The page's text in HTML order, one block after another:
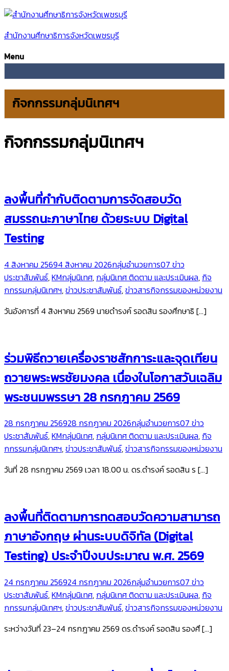
สำนักงานศึกษาธิการจังหวัดเพชรบุรี
Menu
กิจกกรรมกลุ่มนิเทศฯ
กิจกกรรมกลุ่มนิเทศฯ
ลงพื้นที่กำกับติดตามการจัดสอบวัด
สมรรถนะภาษาไทย ด้วยระบบ Digital
Testing
4 สิงหาคม 25694 สิงหาคม 2026กลุ่มอำนวยการ07 ข่าว
ประชาสัมพันธ์,KMกลุ่มนิเทศ, กลุ่มนิเทศ ติดตาม และประเมินผล, กิจ
กกรรมกลุ่มนิเทศฯ,ข่าวประชาสัมพันธ์,ข่าวสารกิจกรรมของหน่วยงาน
วันอังคารที่ 4 สิงหาคม 2569 นายดำรงค์ รอดสิน รองศึกษาธิ […]
ร่วมพิธีถวายเครื่องราชสักการะและจุดเทียน
ถวายพระพรชัยมงคล เนื่องในโอกาสวันเฉลิม
พระชนมพรรษา 28 กรกฎาคม 2569
28 กรกฎาคม 256928 กรกฎาคม 2026กลุ่มอำนวยการ07 ข่าว
ประชาสัมพันธ์,KMกลุ่มนิเทศ, กลุ่มนิเทศ ติดตาม และประเมินผล, กิจ
กกรรมกลุ่มนิเทศฯ,ข่าวประชาสัมพันธ์,ข่าวสารกิจกรรมของหน่วยงาน
วันที่ 28 กรกฎาคม 2569 เวลา 18.00 น. ดร.ดำรงค์ รอดสิน ร […]
ลงพื้นที่ติดตามการทดสอบวัดความสามารถ
ภาษาอังกฤษ ผ่านระบบดิจิทัล (Digital
Testing) ประจำปีงบประมาณ พ.ศ. 2569
24 กรกฎาคม 256924 กรกฎาคม 2026กลุ่มอำนวยการ07 ข่าว
ประชาสัมพันธ์,KMกลุ่มนิเทศ, กลุ่มนิเทศ ติดตาม และประเมินผล, กิจ
กกรรมกลุ่มนิเทศฯ,ข่าวประชาสัมพันธ์,ข่าวสารกิจกรรมของหน่วยงาน
ระหว่างวันที่ 23–24 กรกฎาคม 2569 ดร.ดำรงค์ รอดสิน รองศึ […]